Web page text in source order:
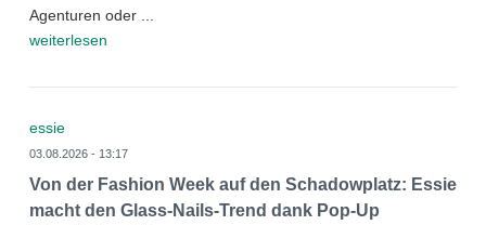
Agenturen oder ...
weiterlesen
essie
03.08.2026 - 13:17
Von der Fashion Week auf den Schadowplatz: Essie
macht den Glass-Nails-Trend dank Pop-Up